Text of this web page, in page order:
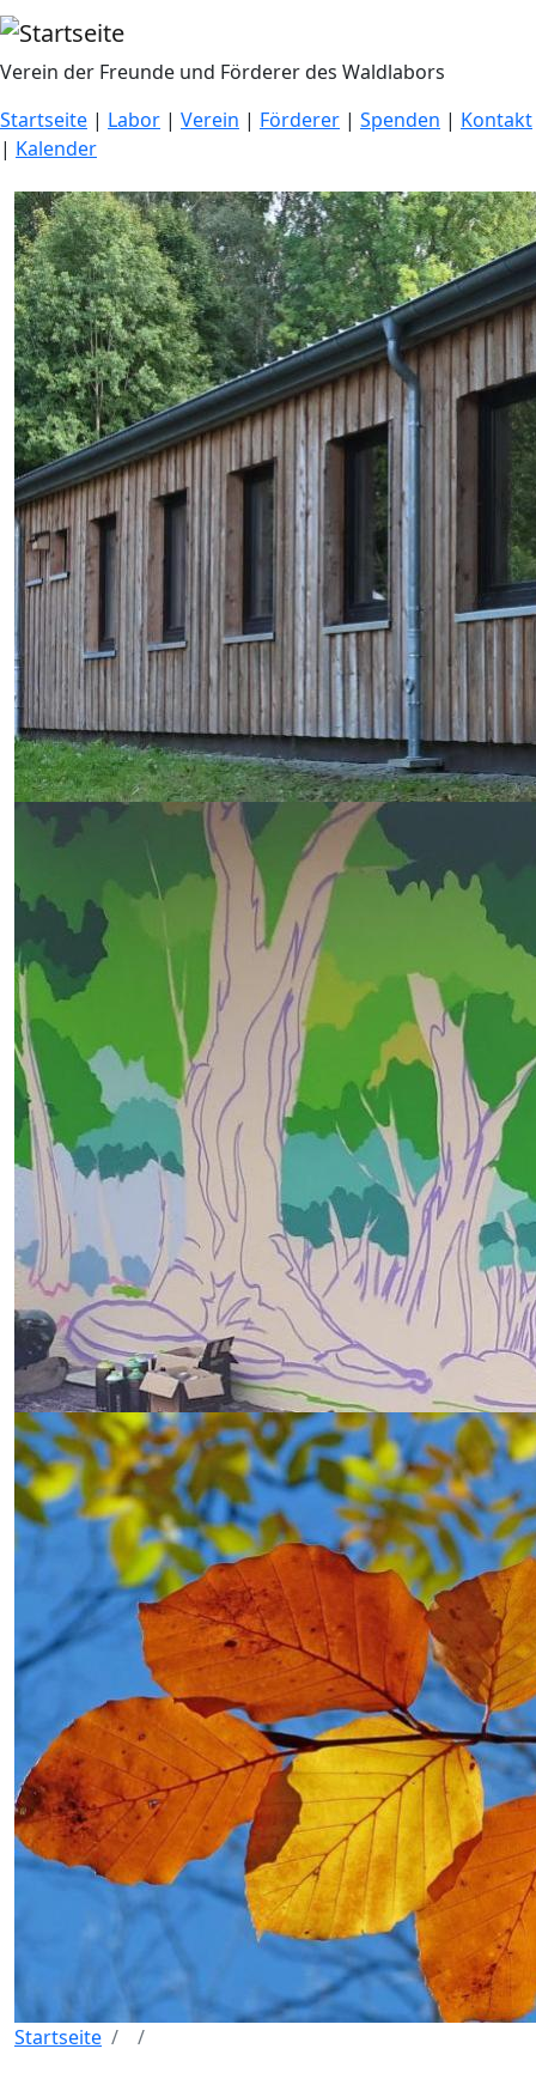
Direkt zum Inhalt
Verein der Freunde und Förderer des Waldlabors
Startseite | Labor | Verein | Förderer | Spenden | Kontakt
| Kalender
Startseite